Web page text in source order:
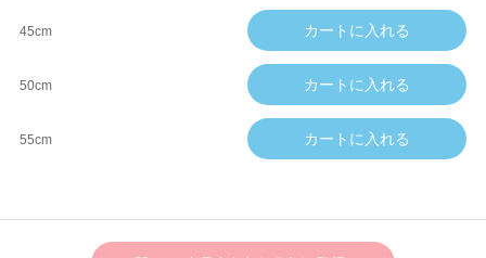
45cm
50cm
55cm